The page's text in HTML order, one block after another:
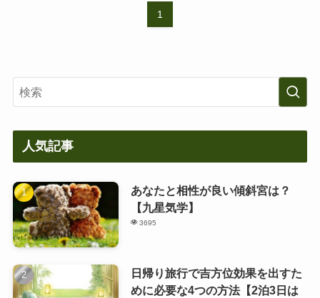
1
人気記事
あなたと相性が良い傾斜宮は？
【九星気学】
3695
日帰り旅行で吉方位効果を出すた
めに必要な4つの方法【2泊3日は